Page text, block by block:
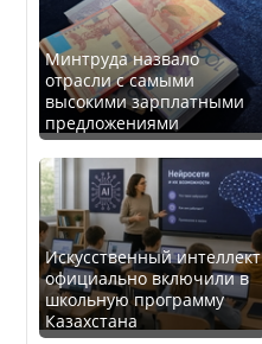
Минтруда назвало
отрасли с самыми
высокими зарплатными
предложениями
Искусственный интеллект
официально включили в
школьную программу
Казахстана